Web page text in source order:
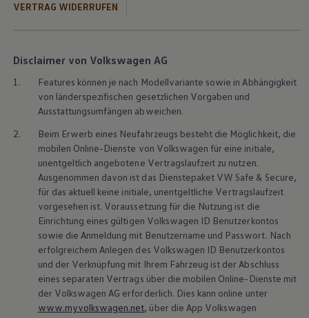
Mehr zu Fahrdaten
VW Connect Plus
Die gesamte Welt der digitalen Dienste von
VolkswagenNutzfahrzeuge bringt Konnektivität
VERTRAG WIDERRUFEN
Disclaimer von Volkswagen AG
1.
Features können je nach Modellvariante sowie in Abhängigkeit
von länderspezifischen gesetzlichen Vorgaben und
Ausstattungsumfängen abweichen.
2.
Beim Erwerb eines Neufahrzeugs besteht die Möglichkeit, die
mobilen Online-Dienste von Volkswagen für eine initiale,
unentgeltlich angebotene Vertragslaufzeit zu nutzen.
Ausgenommen davon ist das Dienstepaket VW Safe & Secure,
für das aktuell keine initiale, unentgeltliche Vertragslaufzeit
vorgesehen ist. Voraussetzung für die Nutzung ist die
Einrichtung eines gültigen Volkswagen ID Benutzerkontos
sowie die Anmeldung mit Benutzername und Passwort. Nach
erfolgreichem Anlegen des Volkswagen ID Benutzerkontos
und der Verknüpfung mit Ihrem Fahrzeug ist der Abschluss
eines separaten Vertrags über die mobilen Online-Dienste mit
der Volkswagen AG erforderlich. Dies kann online unter
www.myvolkswagen.net, über die App Volkswagen